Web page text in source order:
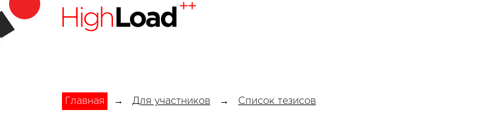
Главная → Для участников → Список тезисов